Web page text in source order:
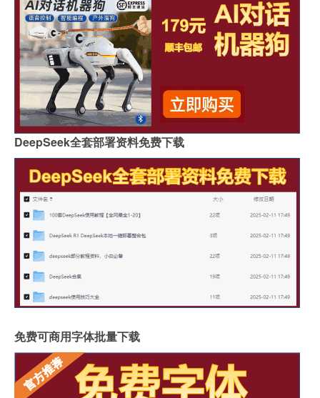
DeepSeek全套部署资料免费下载
免费可商用字体批量下载